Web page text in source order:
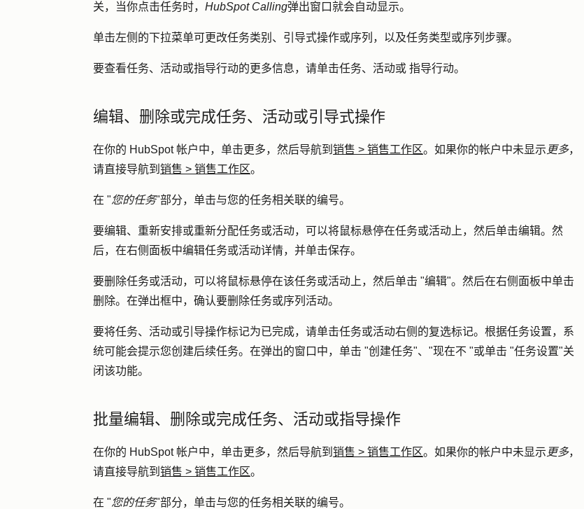
关，当你点击任务时， HubSpot Calling弹出窗口就会自动显示。
单击左侧的下拉菜单可更改任务类别、引导式操作或序列，以及任务类型或序列步骤。
要查看任务、活动或指导行动的更多信息，请单击任务、 活动或 指导行动。
编辑、删除或完成任务、活动或引导式操作
在你的 HubSpot 帐户中，单击更多，然后导航到 销售 > 销售工作区。如果你的帐户中未显示 更多，
请直接导航到 销售 > 销售工作区。
在 "您的任务"部分，单击与您的任务相关联的编号。
要编辑、重新安排或重新分配任务或活动，可以将鼠标悬停在任务或活动上，然后单击编辑。然
后，在右侧面板中编辑任务或活动详情，并单击保存。
要删除任务或活动，可以将鼠标悬停在该任务或活动上，然后单击 "编辑"。然后在右侧面板中单击
删除。在弹出框中，确认要删除任务或序列活动。
要将任务、活动或引导操作标记为已完成，请单击任务或活动右侧的复选标记。根据任务设置，系
统可能会提示您创建后续任务。在弹出的窗口中，单击 "创建任务"、"现在不 "或单击 "任务设置"关
闭该功能。
批量编辑、删除或完成任务、活动或指导操作
在你的 HubSpot 帐户中，单击更多，然后导航到 销售 > 销售工作区。如果你的帐户中未显示 更多，
请直接导航到 销售 > 销售工作区。
在 "您的任务"部分，单击与您的任务相关联的编号。